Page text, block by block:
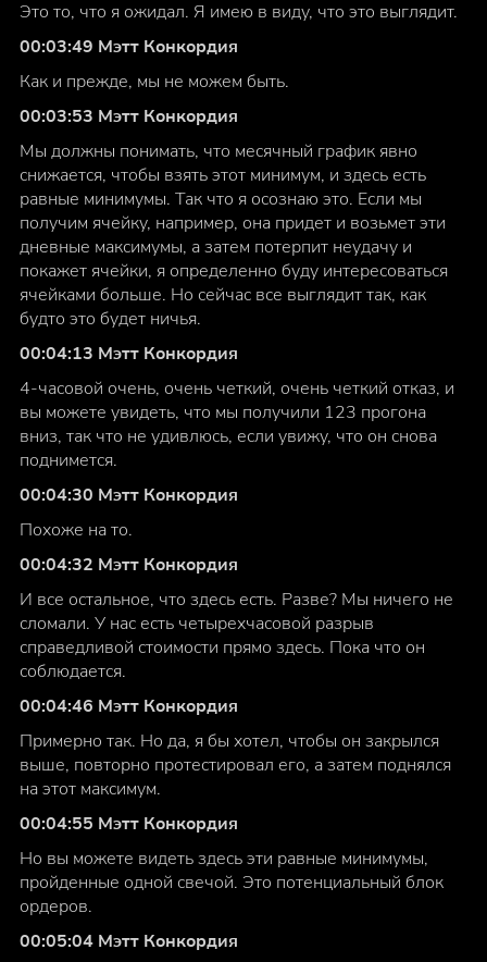
Это то, что я ожидал. Я имею в виду, что это выглядит.
00:03:49 Мэтт Конкордия
Как и прежде, мы не можем быть.
00:03:53 Мэтт Конкордия
Мы должны понимать, что месячный график явно
снижается, чтобы взять этот минимум, и здесь есть
равные минимумы. Так что я осознаю это. Если мы
получим ячейку, например, она придет и возьмет эти
дневные максимумы, а затем потерпит неудачу и
покажет ячейки, я определенно буду интересоваться
ячейками больше. Но сейчас все выглядит так, как
будто это будет ничья.
00:04:13 Мэтт Конкордия
4-часовой очень, очень четкий, очень четкий отказ, и
вы можете увидеть, что мы получили 123 прогона
вниз, так что не удивлюсь, если увижу, что он снова
поднимется.
00:04:30 Мэтт Конкордия
Похоже на то.
00:04:32 Мэтт Конкордия
И все остальное, что здесь есть. Разве? Мы ничего не
сломали. У нас есть четырехчасовой разрыв
справедливой стоимости прямо здесь. Пока что он
соблюдается.
00:04:46 Мэтт Конкордия
Примерно так. Но да, я бы хотел, чтобы он закрылся
выше, повторно протестировал его, а затем поднялся
на этот максимум.
00:04:55 Мэтт Конкордия
Но вы можете видеть здесь эти равные минимумы,
пройденные одной свечой. Это потенциальный блок
ордеров.
00:05:04 Мэтт Конкордия